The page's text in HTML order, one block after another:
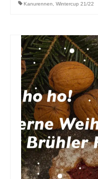
Kanurennen, Wintercup 21/22